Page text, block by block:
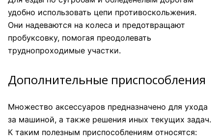
удобно использовать цепи противоскольжения.
Они надеваются на колеса и предотвращают
пробуксовку, помогая преодолевать
труднопроходимые участки.
Дополнительные приспособления
Множество аксессуаров предназначено для ухода
за машиной, а также решения иных текущих задач.
К таким полезным приспособлениям относятся: